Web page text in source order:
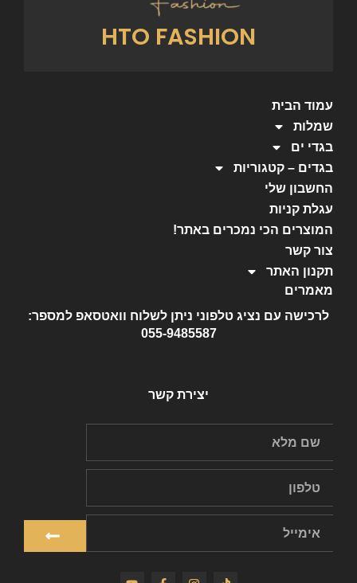
HTO FASHION
עמוד הבית
שמלות
בגדי ים
בגדים – קטגוריות
החשבון שלי
עגלת קניות
המוצרים הכי נמכרים באתר!
צור קשר
תקנון האתר
מאמרים
לרכישה עם נציג טלפוני ניתן לשלוח וואטסאפ למספר:
055-9485587
יצירת קשר